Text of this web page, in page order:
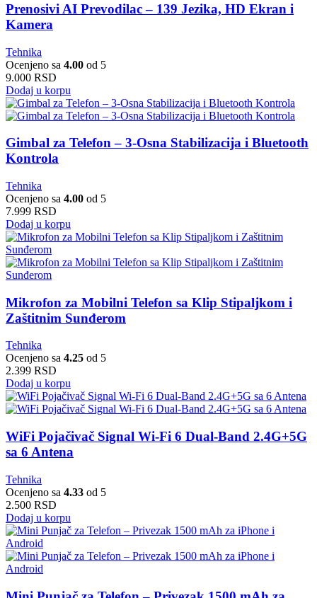
Prenosivi AI Prevodilac – 139 Jezika, HD Ekran i
Kamera
Tehnika
Ocenjeno sa 4.00 od 5
9.000 RSD
Dodaj u korpu
Gimbal za Telefon – 3-Osna Stabilizacija i Bluetooth
Kontrola
Tehnika
Ocenjeno sa 4.00 od 5
7.999 RSD
Dodaj u korpu
Mikrofon za Mobilni Telefon sa Klip Stipaljkom i
Zaštitnim Sunđerom
Tehnika
Ocenjeno sa 4.25 od 5
2.399 RSD
Dodaj u korpu
WiFi Pojačivač Signal Wi-Fi 6 Dual-Band 2.4G+5G
sa 6 Antena
Tehnika
Ocenjeno sa 4.33 od 5
2.500 RSD
Dodaj u korpu